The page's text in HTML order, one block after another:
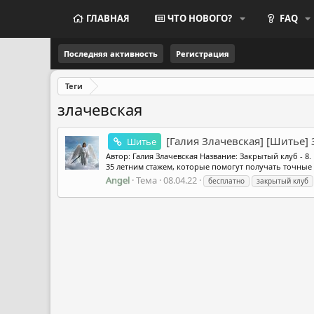
ГЛАВНАЯ ЧТО НОВОГО? FAQ
Последняя активность Регистрация
Теги
злачевская
Шитье [Галия Злачевская]
Автор: Галия Злачевская Название: Закрытый клуб -
35 летним стажем, которые помогут получать
Angel Тема 08.04.22 бесплатно закрытый клуб